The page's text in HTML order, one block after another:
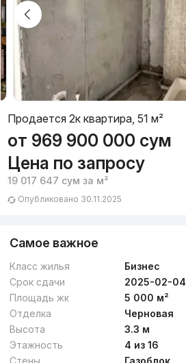
Продается 2к квартира, 51 м²
от 969 900 000 сум
Цена по запросу
19 017 647 сум за м²
Опубликовано 30.11.2025
Самое важное
Класс жилья
Бизнес
Срок сдачи
2025-02-04
Площадь жк
5 000 м²
Отделка
Черновая
Высота
3.3 м
Этажность
4 из 16
Стены
Газоблок